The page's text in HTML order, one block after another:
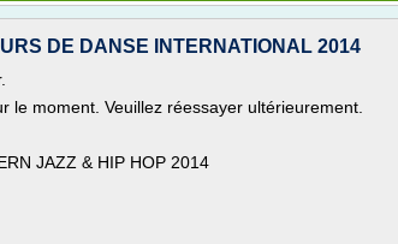
DE DANSE INTERNATIONAL 2014
le moment. Veuillez réessayer ultérieurement.
JAZZ & HIP HOP 2014